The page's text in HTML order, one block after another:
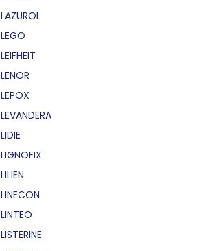
LAZUROL
LEGO
LEIFHEIT
LENOR
LEPOX
LEVANDERA
LIDIE
LIGNOFIX
LILIEN
LINECON
LINTEO
LISTERINE